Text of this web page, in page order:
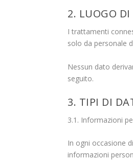
2. LUOGO
I trattamenti
solo da personale
Nessun dato
seguito.
3. TIPI DI
3.1. Informazioni
In ogni occasione
informazioni